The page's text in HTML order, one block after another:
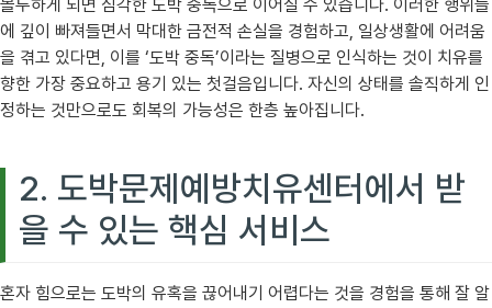
몰두하게 되면 심각한 도박 중독으로 이어질 수 있습니다. 이러한 행위들
에 깊이 빠져들면서 막대한 금전적 손실을 경험하고, 일상생활에 어려움
을 겪고 있다면, 이를 ‘도박 중독’이라는 질병으로 인식하는 것이 치유를
향한 가장 중요하고 용기 있는 첫걸음입니다. 자신의 상태를 솔직하게 인
정하는 것만으로도 회복의 가능성은 한층 높아집니다.
2. 도박문제예방치유센터에서 받
을 수 있는 핵심 서비스
혼자 힘으로는 도박의 유혹을 끊어내기 어렵다는 것을 경험을 통해 잘 알